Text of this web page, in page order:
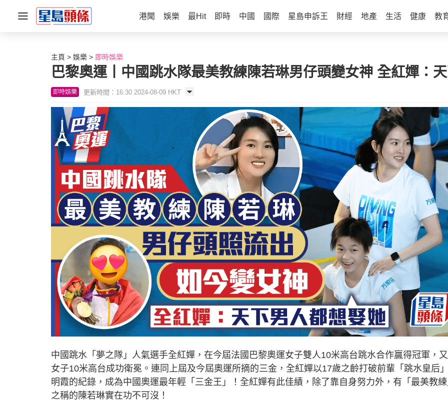
港聞 娛樂 最Hit 即時 中國 國際 星島申訴王 財經 地產 生活 健康 教
主頁 娛樂 即時娛樂
巴黎奧運丨中國跳水隊最美教練陳若琳男仔頭變女神 全紅嬋：
即時娛樂 更新時間：16:30 2024-08-09 HKT
中國跳水「夢之隊」人氣選手全紅嬋，在今屆法國巴黎奧運女子雙人10米高台跳水合作贏得冠軍，
女子10米高台成功衛冕。連同上屆及今屆奧運所摘的三金，全紅嬋以17歲之齡打破前輩「跳水皇后
明霞的紀錄，成為中國奧運最年輕「三金王」！全紅嬋有此佳績，除了靠自身努力外，有「最美教
之稱的陳若琳實在功不可沒！